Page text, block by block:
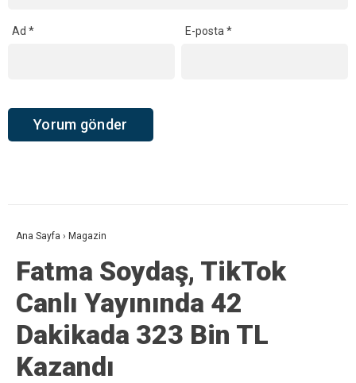
Ad * E-posta*
Ana Sayfa › Magazin
Fatma Soydaş, TikTok
Canlı Yayınında 42
Dakikada 323 Bin TL
Kazandı